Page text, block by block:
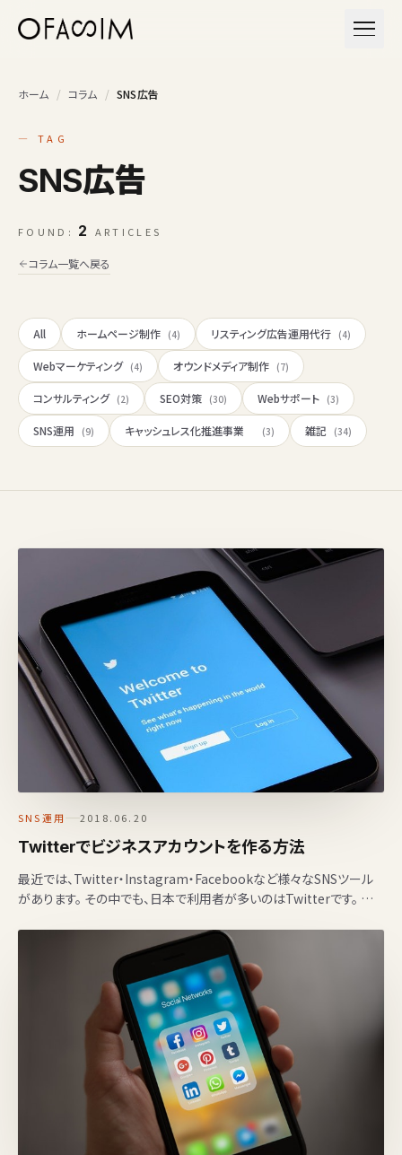
メニ
ホーム / コラム / SNS広告
— TAG
SNS広告
FOUND: 2 ARTICLES
コラム一覧へ戻る
All ホームページ制作 (4) リスティング広告運用代行 (4)
Webマーケティング (4) オウンドメディア制作 (7)
コンサルティング (2) SEO対策 (30) Webサポート (3)
SNS運用 (9) キャッシュレス化推進事業 (3) 雑記 (34)
SNS運用 2018.06.20
Twitterでビジネスアカウントを作る方法
最近では、Twitter・Instagram・Facebookなど様々なSNSツール
があります。 その中でも、日本で利用者が多いのはTwitterです。 個